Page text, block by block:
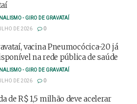
- GIRO DE GRAVATAÍ
DE 2026
0
vacina Pneumocócica-20 já
na rede pública de saúde
- GIRO DE GRAVATAÍ
DE 2026
0
de R$ 1,5 milhão deve acelerar